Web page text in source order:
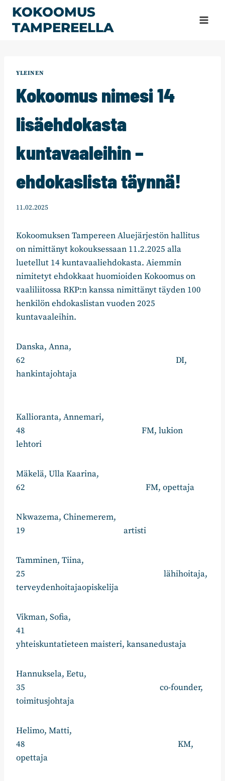
Siirry
sisältöön
KOKOOMUS
TAMPEREELLA
YLEINEN
Kokoomus nimesi 14
lisäehdokasta
kuntavaaleihin –
ehdokaslista täynnä!
11.02.2025
Kokoomuksen Tampereen Aluejärjestön hallitus
on nimittänyt kokouksessaan 11.2.2025 alla
luetellut 14 kuntavaaliehdokasta. Aiemmin
nimitetyt ehdokkaat huomioiden Kokoomus on
vaaliliitossa RKP:n kanssa nimittänyt täyden 100
henkilön ehdokaslistan vuoden 2025
kuntavaaleihin.
Danska, Anna,
62 DI,
hankintajohtaja
Kallioranta, Annemari,
48 FM, lukion
lehtori
Mäkelä, Ulla Kaarina,
62 FM, opettaja
Nkwazema, Chinemerem,
19 artisti
Tamminen, Tiina,
25 lähihoitaja,
terveydenhoitajaopiskelija
Vikman, Sofia,
41
yhteiskuntatieteen maisteri, kansanedustaja
Hannuksela, Eetu,
35 co-founder,
toimitusjohtaja
Helimo, Matti,
48 KM,
opettaja